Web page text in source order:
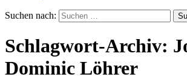
Suchen nach:
Schlagwort-Archiv:
Dominic Löhrer